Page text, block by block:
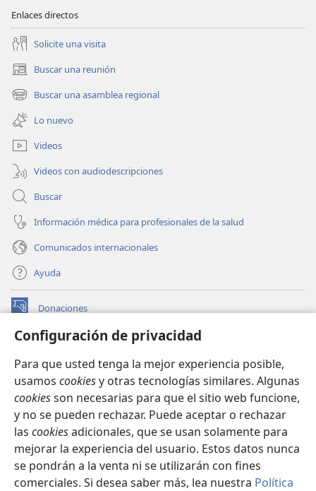
Configuración de privacidad
Para que usted tenga la mejor experiencia posible,
usamos cookiesy otras tecnologías similares. Algunas
cookiesson necesarias para que el sitio web funcione,
y no se pueden rechazar. Puede aceptar o rechazar
las cookiesadicionales, que se usan solamente para
mejorar la experiencia del usuario. Estos datos nunca
se pondrán a la venta ni se utilizarán con fines
comerciales. Si desea saber más, lea nuestra Política
Enlaces directos
Solicite una visita
Buscar una reunión
(abre
una
nueva
ventana)
Buscar una asamblea regional
(abre
una
nueva
ventana)
Lo nuevo
Videos
Videos con audiodescripciones
Buscar
Información médica para profesionales de la salud
Comunicados internacionales
Ayuda
Donaciones
(abre
una
nueva BIBLIOTECA EN LÍNEA Watchtower™
una
nueva
ventana)
JW Hub
(abre
una
nueva
ventana)
JW Library
Watchtower Library